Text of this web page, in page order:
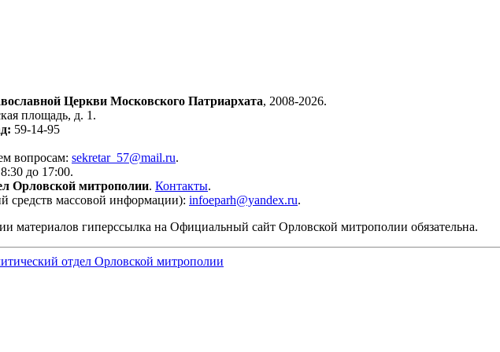
Церкви Московского Патриархата, 2008-2026.
площадь, д. 1.
59-14-95
вопросам: sekretar_57@mail.ru.
до 17:00.
Орловской митрополии. Контакты.
средств массовой информации): infoeparh@yandex.ru.
материалов гиперссылка на Официальный сайт Орловской митрополии обязательна.
отдел Орловской митрополии